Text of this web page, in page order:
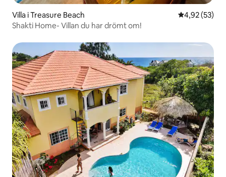
Villa i Treasure Beach 4,92 av 5 i
4,92 (53)
Shakti Home- Villan du har drömt om!